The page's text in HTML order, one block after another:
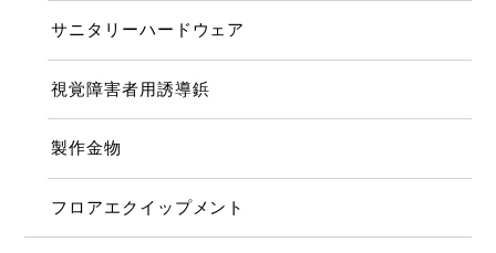
サニタリーハードウェア
視覚障害者用誘導鋲
製作金物
フロアエクイップメント